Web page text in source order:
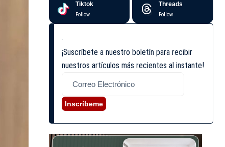
Tiktok
Follow
Threads
Follow
¡Suscríbete a nuestro boletín para recibir
nuestros artículos más recientes al instante!
Inscríbeme